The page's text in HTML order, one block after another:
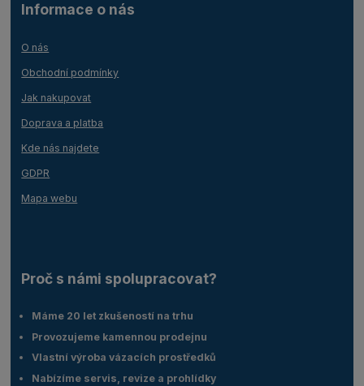
Informace o nás
O nás
Obchodní podmínky
Jak nakupovat
Doprava a platba
Kde nás najdete
GDPR
Mapa webu
Proč s námi spolupracovat?
Máme 20 let zkušeností na trhu
Provozujeme kamennou prodejnu
Vlastní výroba vázacích prostředků
Nabízíme servis, revize a prohlídky